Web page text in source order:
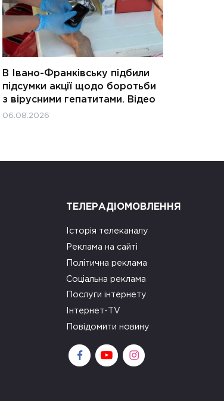
В Івано-Франківську підбили
підсумки акції щодо боротьби
з вірусними гепатитами. Відео
06.08.2026
ТЕЛЕРАДІОМОВЛЕННЯ
Історія телеканалу
Реклама на сайті
Політична реклама
Соціальна реклама
Послуги інтернету
Інтернет-TV
Повідомити новину